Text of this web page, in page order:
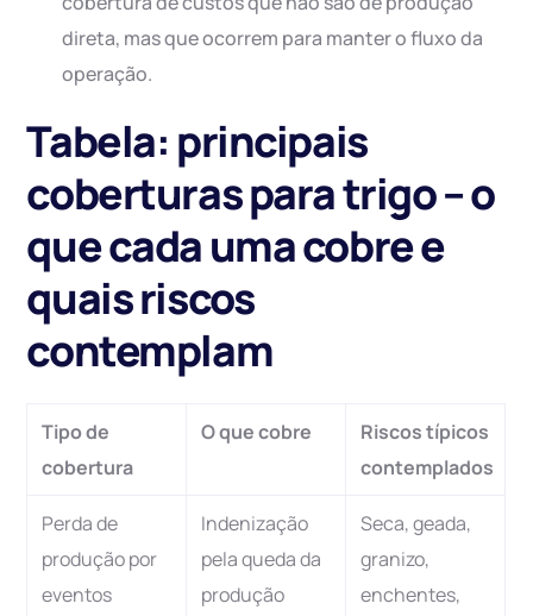
direta, mas que ocorrem para manter o fluxo da
operação.
Tabela: principais
coberturas para trigo – o
que cada uma cobre e
quais riscos
contemplam
Tipo de
cobertura
O que cobre
Riscos típicos
contemplados
Perda de
produção por
eventos
Indenização
pela queda da
produção
Seca, geada,
granizo,
enchentes,